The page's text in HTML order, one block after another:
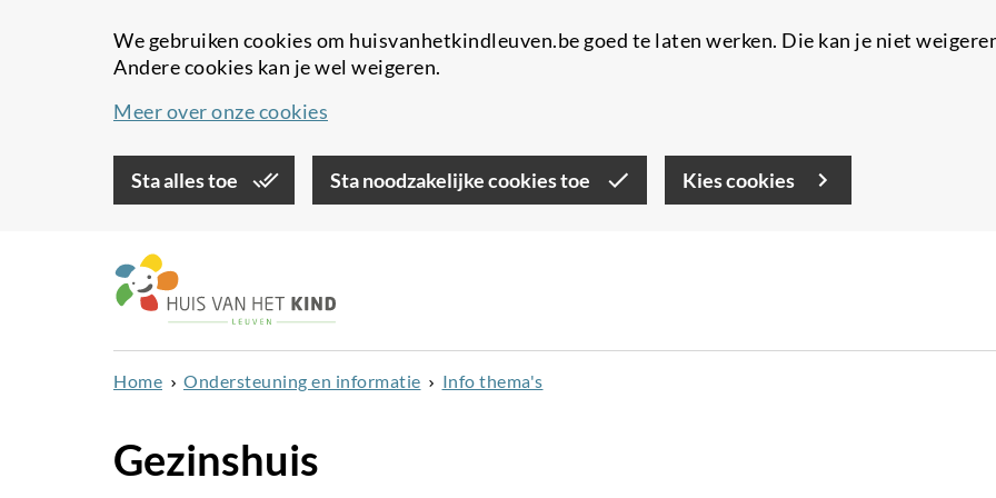
We gebruiken cookies om huisvanhetkindleuven.be goed te laten werken. Die kan je niet
Andere cookies kan je wel weigeren.
Meer over onze cookies
Sta alles toe Sta noodzakelijke cookies toe Kies cookies
Home Ondersteuning en informatie Info thema's
Gezinshuis